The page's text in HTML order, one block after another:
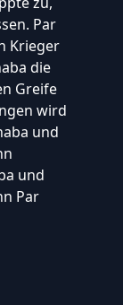
Par
Krieger
die
Greife
wird
und
und
Par